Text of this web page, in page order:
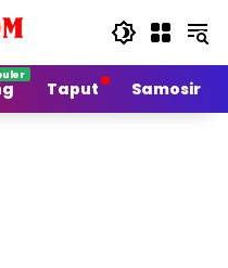
Taput Samosir